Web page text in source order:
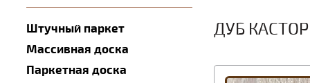
Штучный паркет
Массивная доска
Паркетная доска
ДУБ КАСТОР